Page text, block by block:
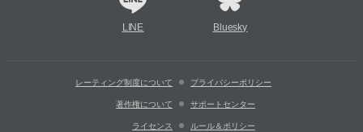
LINE Bluesky
レーティング制度について プライバシーポリシー
著作権について サポートセンター
ライセンス ルール＆ポリシー